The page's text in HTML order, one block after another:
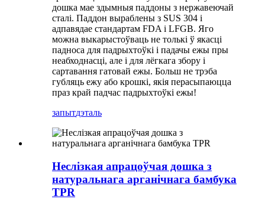
дошка мае здымныя паддоны з нержавеючай
сталі. Паддон выраблены з SUS 304 і
адпавядае стандартам FDA і LFGB. Яго
можна выкарыстоўваць не толькі ў якасці
падноса для падрыхтоўкі і падачы ежы пры
неабходнасці, але і для лёгкага збору і
сартавання гатовай ежы. Больш не трэба
губляць ежу або крошкі, якія перасыпаюцца
праз край падчас падрыхтоўкі ежы!
запытдэталь
Неслізкая апрацоўчая дошка з
натуральнага арганічнага бамбука
TPR